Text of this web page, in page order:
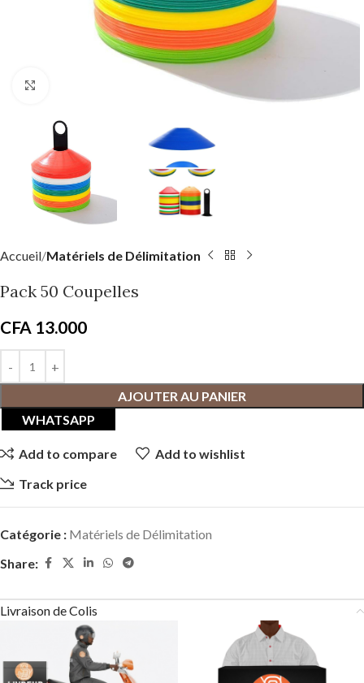
Accueil Matériels de Délimitation
Pack 50 Coupelles
CFA 13.000
AJOUTER AU PANIER
WHATSAPP
Add to compare
Add to wishlist
Track price
Catégorie : Matériels de Délimitation
Share:
Livraison de Colis